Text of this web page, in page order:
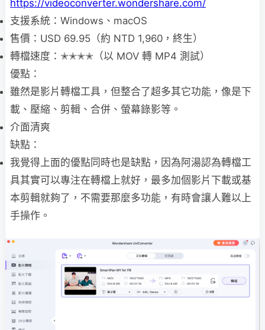
https://videoconverter.wondershare.com/
支援系統：Windows、macOS
售價：USD 69.95（約 NTD 1,960，終生）
轉檔速度：✭✭✭✭（以 MOV 轉 MP4 測試）
優點：
雖然是影片轉檔工具，但整合了超多其它功能，像是下
載、壓縮、剪輯、合併、螢幕錄影等。
介面清爽
缺點：
我覺得上面的優點同時也是缺點，因為阿湯認為轉檔工
具其實可以專注在轉檔上就好，最多加個影片下載或基
本剪輯就夠了，不需要那麼多功能，有時會讓人難以上
手操作。